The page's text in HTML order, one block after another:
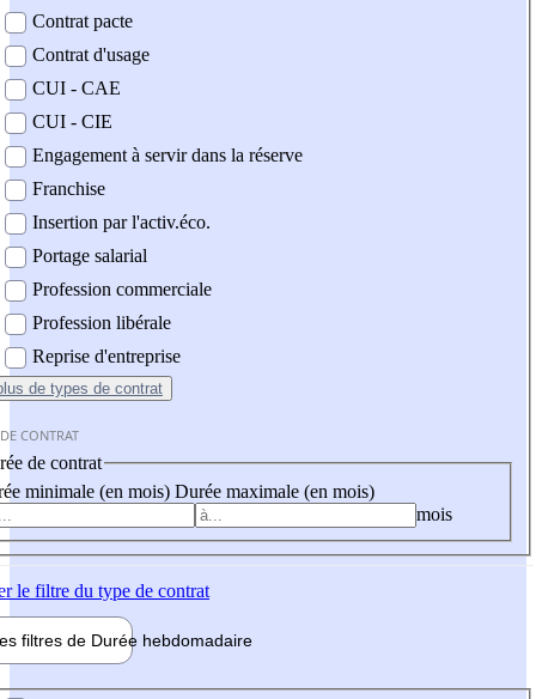
Contrat pacte
Contrat d'usage
CUI - CAE
CUI - CIE
Engagement à servir dans la réserve
Franchise
Insertion par l'activ.éco.
Portage salarial
Profession commerciale
Profession libérale
Reprise d'entreprise
de types de contrat
CONTRAT
de contrat
minimale (en mois) Durée maximale (en mois)
mois
le filtre du type de contrat
filtres de Durée hebdomadaire